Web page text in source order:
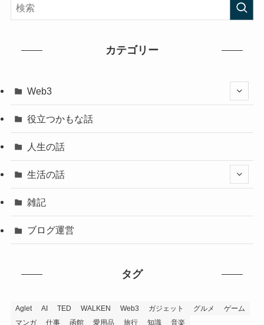
カテゴリー
Web3
役立つかもな話
人生の話
生活の話
雑記
ブログ運営
タグ
Aglet AI TED WALKEN Web3 ガジェット グルメ
ゲーム
マンガ
仕事 函館 愛用品 旅行 知識 音楽